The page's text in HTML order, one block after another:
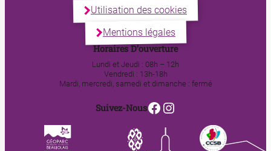
Utilisation des cookies
Mentions légales
Horaires D’ouverture
Lundi et Jeudi : 08h – 12h
Vendredi : 13h-18h
Mardi, mercredi, samedi et dimanche : fermé
Suivez-NousFacebook
Instagram